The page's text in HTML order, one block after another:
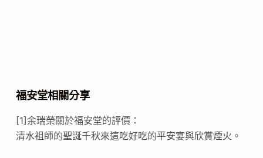
福安堂相關分享
[1]余瑞榮關於福安堂的評價：
清水祖師的聖誕千秋來這吃好吃的平安宴與欣賞煙火。